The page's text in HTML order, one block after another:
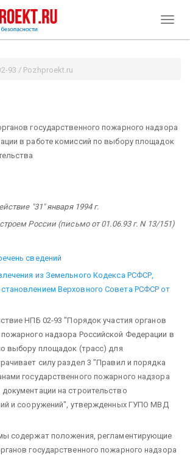
93 / Pozhproekt.ru
государственного пожарного надзора
в работе комиссий по выбору площадок
"31" января 1994 г.
России (письмо от 01.06.93 г. N 13/151)
сведений
из Земельного Кодекса РСФСР,
Верховного Совета РСФСР от
НПБ 02-93 "Порядок участия органов
пожарного надзора Российской Федерации в
выбору площадок (трасс) для
силу раздел 3 "Правил и порядка
государственного пожарного надзора
на строительство
и сооружений", утвержденных ГУПО МВД
содержат положения, регламентирующие
государственного пожарного надзора